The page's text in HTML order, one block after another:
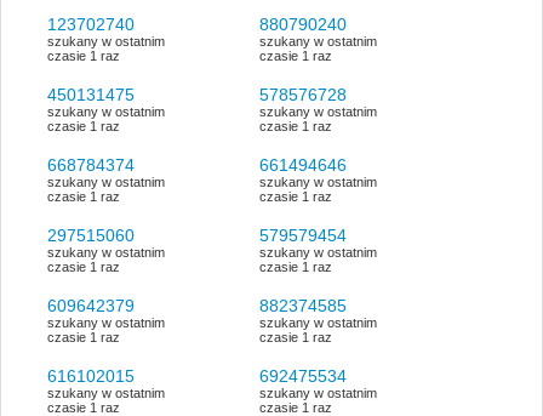
123702740
szukany w ostatnim
czasie 1 raz
880790240
szukany w ostatnim
czasie 1 raz
450131475
szukany w ostatnim
czasie 1 raz
578576728
szukany w ostatnim
czasie 1 raz
668784374
szukany w ostatnim
czasie 1 raz
661494646
szukany w ostatnim
czasie 1 raz
297515060
szukany w ostatnim
czasie 1 raz
579579454
szukany w ostatnim
czasie 1 raz
609642379
szukany w ostatnim
czasie 1 raz
882374585
szukany w ostatnim
czasie 1 raz
616102015
szukany w ostatnim
czasie 1 raz
692475534
szukany w ostatnim
czasie 1 raz